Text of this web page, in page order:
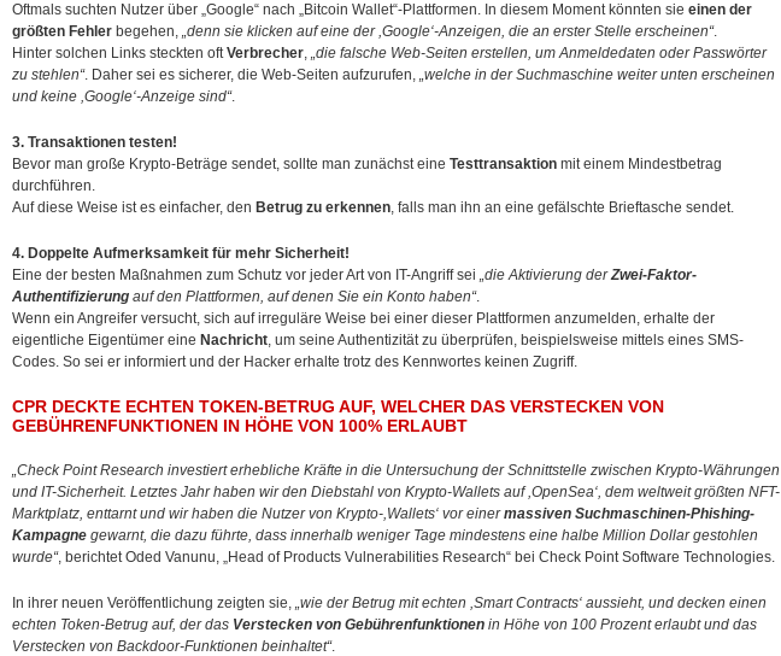
Oftmals suchten Nutzer über „Google“ nach „Bitcoin Wallet“-Plattformen. In diesem Moment könnten sie einen der
größten Fehler begehen, „denn sie klicken auf eine der ,Google‘-Anzeigen, die an erster Stelle erscheinen“.
Hinter solchen Links steckten oftVerbrecher, „die falsche Web-Seiten erstellen, um Anmeldedaten oder Passwörter
zu stehlen“. Daher sei es sicherer, die Web-Seiten aufzurufen, „welche in der Suchmaschine weiter unten erscheinen
und keine ,Google‘-Anzeige sind“.
3. Transaktionen testen!
Bevor man große Krypto-Beträge sendet, sollte man zunächst eine Testtransaktion mit einem Mindestbetrag
durchführen.
Auf diese Weise ist es einfacher, den Betrug zu erkennen, falls man ihn an eine gefälschte Brieftasche sendet.
4. Doppelte Aufmerksamkeit für mehr Sicherheit!
Eine der besten Maßnahmen zum Schutz vor jeder Art von IT-Angriff sei „die Aktivierung derZwei-Faktor-
Authentifizierung auf den Plattformen, auf denen Sie ein Konto haben“.
Wenn ein Angreifer versucht, sich auf irreguläre Weise bei einer dieser Plattformen anzumelden, erhalte der
eigentliche Eigentümer eine Nachricht, um seine Authentizität zu überprüfen, beispielsweise mittels eines SMS-
Codes. So sei er informiert und der Hacker erhalte trotz des Kennwortes keinen Zugriff.
CPR DECKTE ECHTEN TOKEN-BETRUG AUF, WELCHER DAS VERSTECKEN VON
GEBÜHRENFUNKTIONEN IN HÖHE VON 100% ERLAUBT
„Check Point Research investiert erhebliche Kräfte in die Untersuchung der Schnittstelle zwischen Krypto-Währungen
und IT-Sicherheit. Letztes Jahr haben wir den Diebstahl von Krypto-Wallets auf ,OpenSea‘, dem weltweit größten NFT-
Marktplatz, enttarnt und wir haben die Nutzer von Krypto-,Wallets‘ vor einermassiven Suchmaschinen-Phishing-
Kampagne gewarnt, die dazu führte, dass innerhalb weniger Tage mindestens eine halbe Million Dollar gestohlen
wurde“, berichtet Oded Vanunu, „Head of Products Vulnerabilities Research“ bei Check Point Software Technologies.
In ihrer neuen Veröffentlichung zeigten sie, „wie der Betrug mit echten ,Smart Contracts‘ aussieht, und decken einen
echten Token-Betrug auf, der das Verstecken von Gebührenfunktionen in Höhe von 100 Prozent erlaubt und das
Verstecken von Backdoor-Funktionen beinhaltet“.